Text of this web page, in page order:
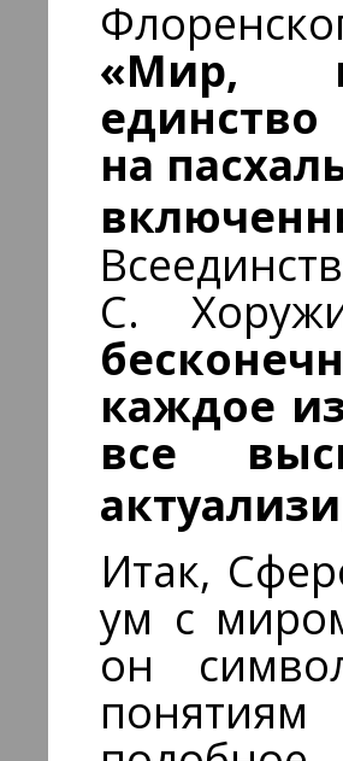
«Мир,
на
С.
каждое
все
Итак,
ум с
он